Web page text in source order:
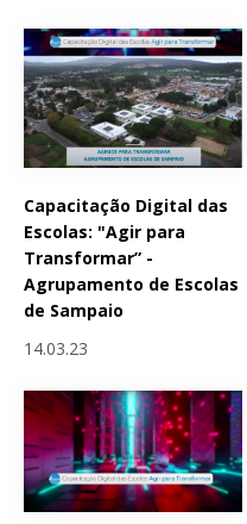
Capacitação Digital das
Escolas: "Agir para
Transformar” -
Agrupamento de Escolas
de Sampaio
14.03.23